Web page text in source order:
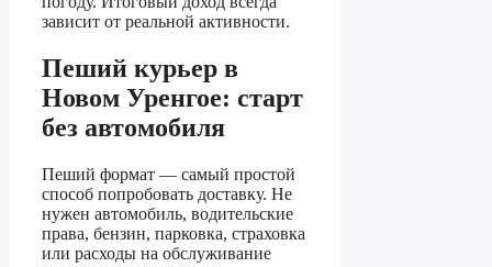
зависит от реальной активности.
Пеший курьер в
Новом Уренгое: старт
без автомобиля
Пеший формат — самый простой
способ попробовать доставку. Не
нужен автомобиль, водительские
права, бензин, парковка, страховка
или расходы на обслуживание